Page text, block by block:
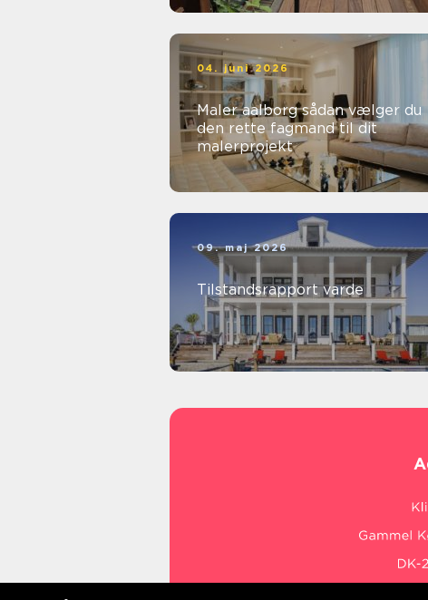
04. juni 2026
Maler aalborg sådan vælger du
den rette fagmand til dit
malerprojekt
09. maj 2026
Tilstandsrapport varde